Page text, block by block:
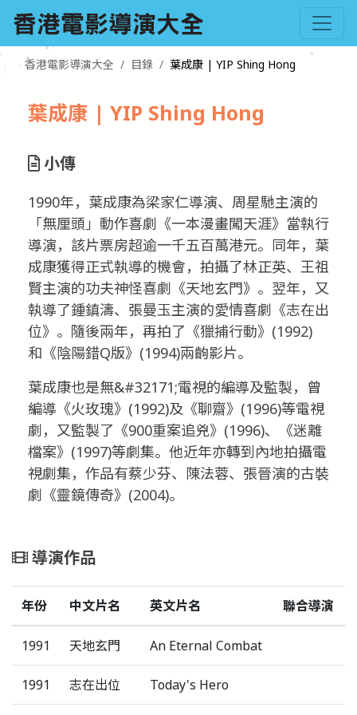
香港電影導演大全 目錄 葉成康 | YIP Shing Hong
葉成康 | YIP Shing Hong
小傳
1990年，葉成康為梁家仁導演、周星馳主演的
「無厘頭」動作喜劇《一本漫畫闖天涯》當執行
導演，該片票房超逾一千五百萬港元。同年，葉
成康獲得正式執導的機會，拍攝了林正英、王祖
賢主演的功夫神怪喜劇《天地玄門》。翌年，又
執導了鍾鎮濤、張曼玉主演的愛情喜劇《志在出
位》。隨後兩年，再拍了《獵捕行動》(1992)
和《陰陽錯Q版》(1994)兩齣影片。
葉成康也是無&#32171;電視的編導及監製，曾
編導《火玫瑰》(1992)及《聊齋》(1996)等電視
劇，又監製了《900重案追兇》(1996)、《迷離
檔案》(1997)等劇集。他近年亦轉到內地拍攝電
視劇集，作品有蔡少芬、陳法蓉、張晉演的古裝
劇《靈鏡傳奇》(2004)。
導演作品
年份 中文片名 英文片名 聯合導演
1991 天地玄門 An Eternal Combat
1991 志在出位 Today's Hero